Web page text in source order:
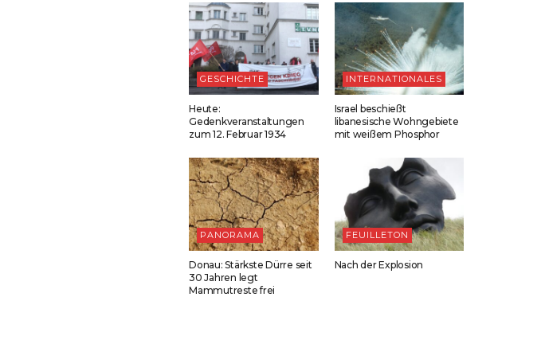
GESCHICHTE
Heute:
Gedenkveranstaltungen
zum 12. Februar 1934
INTERNATIONALES
Israel beschießt
libanesische Wohngebiete
mit weißem Phosphor
PANORAMA
Donau: Stärkste Dürre seit
30 Jahren legt
Mammutreste frei
FEUILLETON
Nach der Explosion